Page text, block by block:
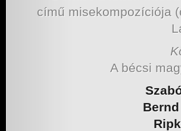
című misekompozíciója
A bécsi